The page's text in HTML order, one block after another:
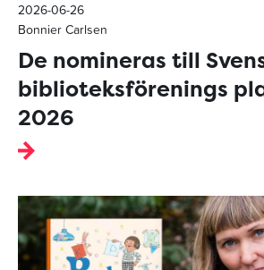
2026-06-26
Bonnier Carlsen
De nomineras till
biblioteksförenings
2026